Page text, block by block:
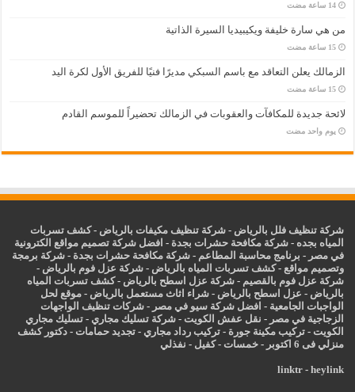
‏14 ساعة مضت
من هي سارة خليفة ويكيبيديا السيرة الذاتية
‏15 ساعة مضت
الزمالك يعلن التعاقد مع باسم السبكي مديرًا فنيًا للفريق الأول لكرة اليد
‏15 ساعة مضت
لائحة جديدة للمكافآت والعقوبات في الزمالك تحضيراً للموسم القادم
‏يوم واحد مضت
شركة تنظيف فلل بالرياض -شركة تنظيف مكيفات بالرياض -كشف تسربات
المياه بجده -شركة مكافحة حشرات بجدة - افضل شركة تصميم مواقع الكترونية
في مصر - برنامج محاسبة المطاعم -شركة مكافحة حشرات بجدة -شركة برمجة
وتصميم مواقع -كشف تسربات المياه بالرياض -شركة عزل فوم بالرياض -
شركة عزل فوم بالقصيم -شركة عزل اسطح بالرياض -كشف تسربات المياه
بالرياض - عزل اسطح بالرياض -شراء اثاث مستعمل بالرياض - موقع لحل
الواجبات الجامعية - افضل شركة سيو في مصر -شركات تنظيف الواجهات
الزجاجية في مصر - نقل عفش الكويت -شركة تسليك مجاري -تسليك مجاري
الكويت -تركيب مكينة جورة -تركيب رداد مجاري -تجديد حمامات -دكتور كشف
منزلي فى 6 اكتوبر
-خمسات -كفيل - نفذلي
linktr- heylink